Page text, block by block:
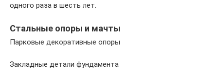
одного раза в шесть лет.
Стальные опоры и мачты
Парковые декоративные опоры
Закладные детали фундамента